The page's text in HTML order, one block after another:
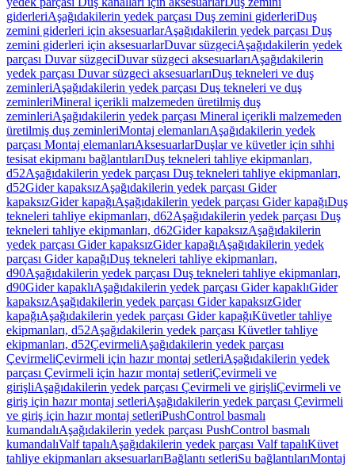
giderleriAşağıdakilerin yedek parçası Duş zemini giderleriDuş
zemini giderleri için aksesuarlarAşağıdakilerin yedek parçası Duş
zemini giderleri için aksesuarlarDuvar süzgeciAşağıdakilerin yedek
parçası Duvar süzgeciDuvar süzgeci aksesuarlarıAşağıdakilerin
yedek parçası Duvar süzgeci aksesuarlarıDuş tekneleri ve duş
zeminleriAşağıdakilerin yedek parçası Duş tekneleri ve duş
zeminleriMineral içerikli malzemeden üretilmiş duş
zeminleriAşağıdakilerin yedek parçası Mineral içerikli malzemeden
üretilmiş duş zeminleriMontaj elemanlarıAşağıdakilerin yedek
parçası Montaj elemanlarıAksesuarlarDuşlar ve küvetler için sıhhi
tesisat ekipmanı bağlantılarıDuş tekneleri tahliye ekipmanları,
d52Aşağıdakilerin yedek parçası Duş tekneleri tahliye ekipmanları,
d52Gider kapaksızAşağıdakilerin yedek parçası Gider
kapaksızGider kapağıAşağıdakilerin yedek parçası Gider kapağıDuş
tekneleri tahliye ekipmanları, d62Aşağıdakilerin yedek parçası Duş
tekneleri tahliye ekipmanları, d62Gider kapaksızAşağıdakilerin
yedek parçası Gider kapaksızGider kapağıAşağıdakilerin yedek
parçası Gider kapağıDuş tekneleri tahliye ekipmanları,
d90Aşağıdakilerin yedek parçası Duş tekneleri tahliye ekipmanları,
d90Gider kapaklıAşağıdakilerin yedek parçası Gider kapaklıGider
kapaksızAşağıdakilerin yedek parçası Gider kapaksızGider
kapağıAşağıdakilerin yedek parçası Gider kapağıKüvetler tahliye
ekipmanları, d52Aşağıdakilerin yedek parçası Küvetler tahliye
ekipmanları, d52ÇevirmeliAşağıdakilerin yedek parçası
ÇevirmeliÇevirmeli için hazır montaj setleriAşağıdakilerin yedek
parçası Çevirmeli için hazır montaj setleriÇevirmeli ve
girişliAşağıdakilerin yedek parçası Çevirmeli ve girişliÇevirmeli ve
giriş için hazır montaj setleriAşağıdakilerin yedek parçası Çevirmeli
ve giriş için hazır montaj setleriPushControl basmalı
kumandalıAşağıdakilerin yedek parçası PushControl basmalı
kumandalıValf tapalıAşağıdakilerin yedek parçası Valf tapalıKüvet
tahliye ekipmanları aksesuarlarıBağlantı setleriSu bağlantılarıMontaj